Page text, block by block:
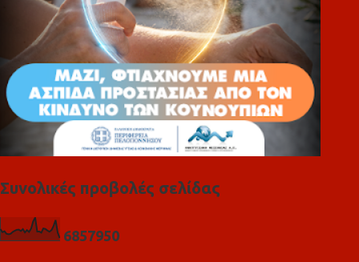
Συνολικές προβολές σελίδας
6857950